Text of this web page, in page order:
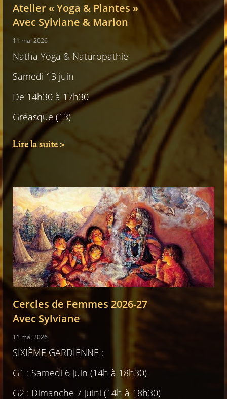
Atelier « Yoga & Plantes »
Avec Sylviane & Marion
11 mai 2026
Natha Yoga & Naturopathie
Samedi 13 juin
De 14h30 à 17h30
Gréasque (13)
Lire la suite >
Cercles de Femmes 2026-27
Avec Sylviane
11 mai 2026
SIXIÈME GARDIENNE :
G1 : Samedi 6 juin (14h à 18h30)
G2 : Dimanche 7 juini (14h à 18h30)